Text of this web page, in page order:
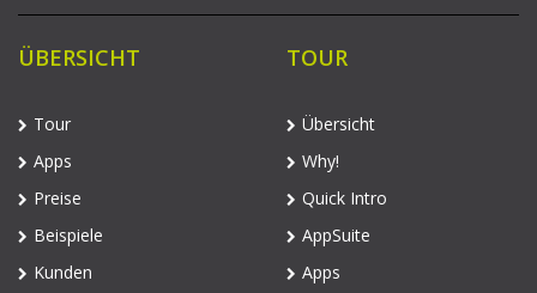
ÜBERSICHT
Tour
Apps
Preise
Beispiele
Kunden
TOUR
Übersicht
Why!
Quick Intro
AppSuite
Apps